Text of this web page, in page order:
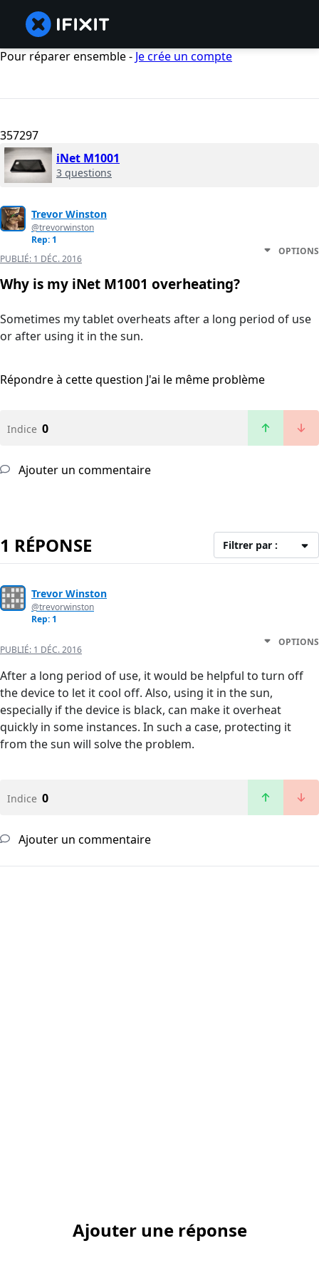
Pour réparer ensemble - Je crée un compte
357297
iNet M1001
3 questions
Trevor Winston
@trevorwinston
Rep: 1
PUBLIÉ: 1 DÉC. 2016
OPTIONS
Why is my iNet M1001 overheating?
Sometimes my tablet overheats after a long period of use
or after using it in the sun.
Répondre à cette question J'ai le même problème
Indice 0
Ajouter un commentaire
1 RÉPONSE Filtrer par :
Trevor Winston
@trevorwinston
Rep: 1
PUBLIÉ: 1 DÉC. 2016
OPTIONS
After a long period of use, it would be helpful to turn off
the device to let it cool off. Also, using it in the sun,
especially if the device is black, can make it overheat
quickly in some instances. In such a case, protecting it
from the sun will solve the problem.
Indice 0
Ajouter un commentaire
Ajouter une réponse